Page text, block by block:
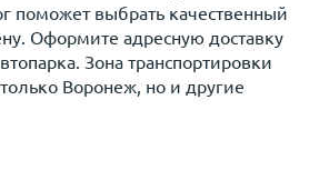
поможет выбрать качественный
Оформите адресную доставку
Зона транспортировки
Воронеж, но и другие